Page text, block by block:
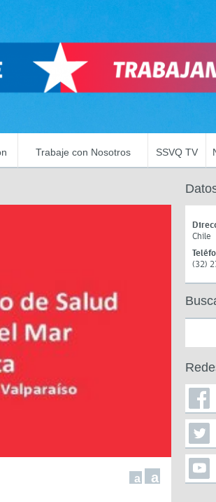
Trabaje con Nosotros SSVQ TV
a a
Chile
(32)